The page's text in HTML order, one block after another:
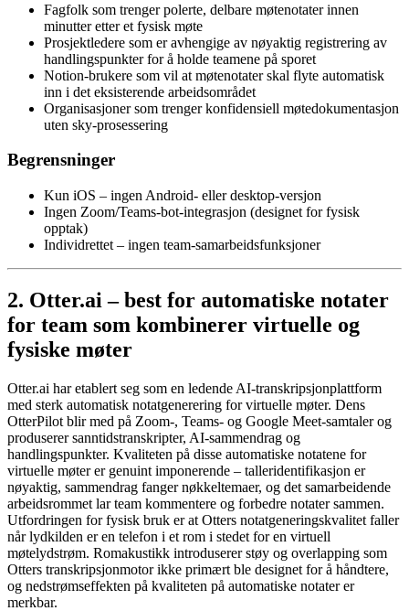
Fagfolk som trenger polerte, delbare møtenotater innen
minutter etter et fysisk møte
Prosjektledere som er avhengige av nøyaktig registrering av
handlingspunkter for å holde teamene på sporet
Notion-brukere som vil at møtenotater skal flyte automatisk
inn i det eksisterende arbeidsområdet
Organisasjoner som trenger konfidensiell møtedokumentasjon
uten sky-prosessering
Begrensninger
Kun iOS – ingen Android- eller desktop-versjon
Ingen Zoom/Teams-bot-integrasjon (designet for fysisk
opptak)
Individrettet – ingen team-samarbeidsfunksjoner
2. Otter.ai – best for automatiske notater
for team som kombinerer virtuelle og
fysiske møter
Otter.ai har etablert seg som en ledende AI-transkripsjonplattform
med sterk automatisk notatgenerering for virtuelle møter. Dens
OtterPilot blir med på Zoom-, Teams- og Google Meet-samtaler og
produserer sanntidstranskripter, AI-sammendrag og
handlingspunkter. Kvaliteten på disse automatiske notatene for
virtuelle møter er genuint imponerende – talleridentifikasjon er
nøyaktig, sammendrag fanger nøkkeltemaer, og det samarbeidende
arbeidsrommet lar team kommentere og forbedre notater sammen.
Utfordringen for fysisk bruk er at Otters notatgeneringskvalitet faller
når lydkilden er en telefon i et rom i stedet for en virtuell
møtelydstrøm. Romakustikk introduserer støy og overlapping som
Otters transkripsjonmotor ikke primært ble designet for å håndtere,
og nedstrømseffekten på kvaliteten på automatiske notater er
merkbar.